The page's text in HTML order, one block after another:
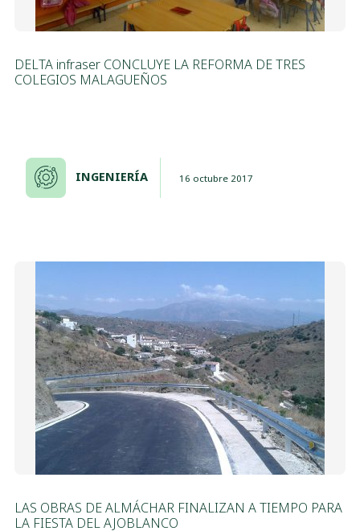
DELTA infraser CONCLUYE LA REFORMA DE TRES
COLEGIOS MALAGUEÑOS
INGENIERÍA 16 octubre 2017
LAS OBRAS DE ALMÁCHAR FINALIZAN A TIEMPO PARA
LA FIESTA DEL AJOBLANCO